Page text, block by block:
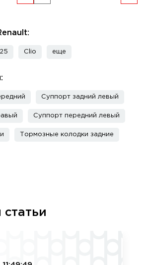
25 Clio еще
Суппорт задний левый
Суппорт передний левый
Тормозные колодки задние
статьи